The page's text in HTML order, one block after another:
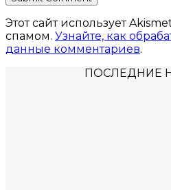
Этот сайт использует
спамом. Узнайте, как
данные комментариев.
ПОСЛЕДНИЕ